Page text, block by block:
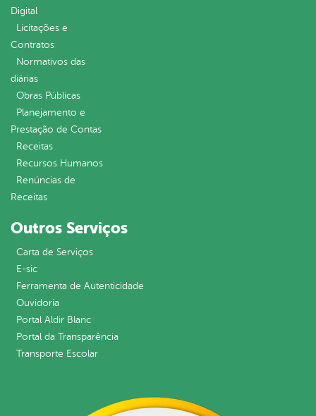
Digital
Licitações e
Contratos
Normativos das
diárias
Obras Públicas
Planejamento e
Prestação de Contas
Receitas
Recursos Humanos
Renúncias de
Receitas
Outros Serviços
Carta de Serviços
E-sic
Ferramenta de Autenticidade
Ouvidoria
Portal Aldir Blanc
Portal da Transparência
Transporte Escolar